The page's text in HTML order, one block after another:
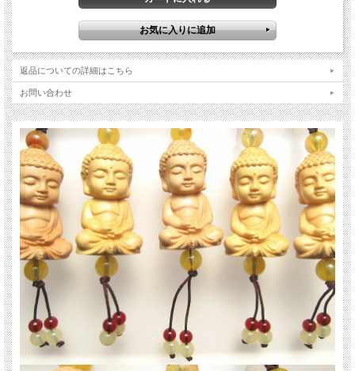
座っている像は人々を救う方法を考えておられる姿とされています。
職人が一つ一つ細部まで拘って彫りこんだ、仏様の彫刻のストラップ！！
水晶やローズクォーツなどの彫刻と違い、オールウッドですので木本来の色味、
木目が暖かみのある雰囲気を醸し出しています。
大仏くんと呼びたくなる姿は愛着が沸きますよ。
ストラップですので、お守りとして持ち歩けていつでもどこでも大仏くんと一緒
です
浄化用さざれと一緒に置いたり、もちろん単体でインテリアとしても良しです。
【香榧木】
榧木（カヤ木）の木は堅実で、腐りにくく、造船や高級の家具は材料としてよく
用いられます。木目は繊細で目の詰まっていて、色つやは金色で美しく仏像の彫
刻によく使われ癒しの木とされています。
とても手間のかかった彫刻で、この価格は大変お買い得です！！
先端部分の輪をボタンにかけると大きめの輪になり、ストラップとして様々な部
分に取り付ける事ができるようになります。
ビーズは人工ビーズを使用しています。
最後にあなたに幸福が訪れますように（*^_^*）
ご注意事項
※こちらの商品は天然木使用のため色味や木目には個体差があります。
※商品の特性上、部位によっては節や木目が濃く汚れに見える場合、樹液やニス
返品についての詳細はこちら
お問い合わせ